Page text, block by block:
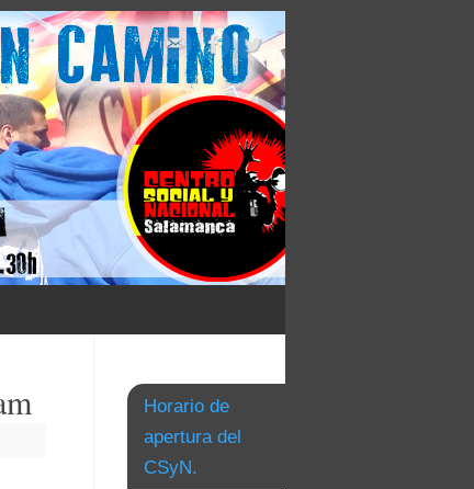
Horario de
apertura del
CSyN.